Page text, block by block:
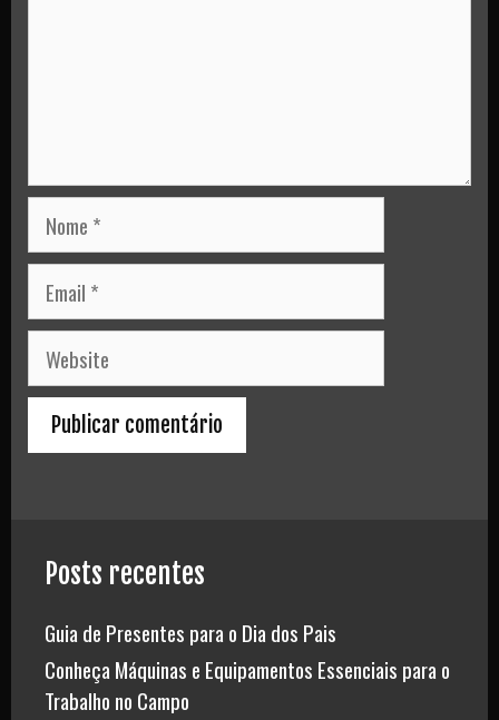
Nome
Email
Website
Posts recentes
Guia de Presentes para o Dia dos Pais
Conheça Máquinas e Equipamentos Essenciais para o
Trabalho no Campo